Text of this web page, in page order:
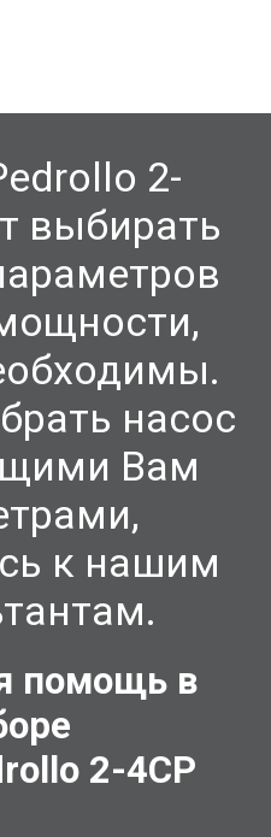
2-
выбирать
насос
Вам
к нашим
помощь в
2-4CP